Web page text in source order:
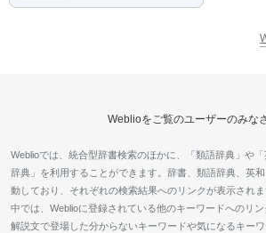
Weblioをご覧のユーザーのみな
Weblioでは、統合型辞書検索のほかに、「類語辞典」や
辞典」を利用することができます。辞書、類語辞典、英
動しており、それぞれの検索結果へのリンクが表示され
中では、Weblioに登録されている他のキーワードへのリン
解説文で登場した分からないキーワードや気になるキー